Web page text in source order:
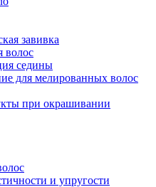
завивка
волос
седины
для мелированных волос
при окрашивании
и упругости